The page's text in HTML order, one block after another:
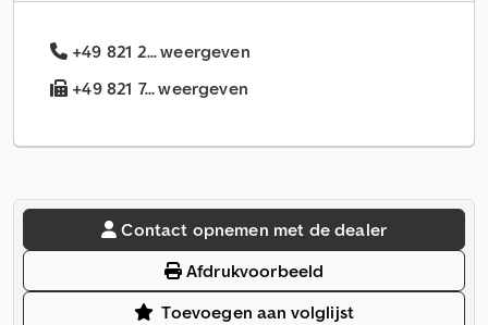
+49 821 2... weergeven
+49 821 7... weergeven
Contact opnemen met de dealer
Afdrukvoorbeeld
Toevoegen aan volglijst